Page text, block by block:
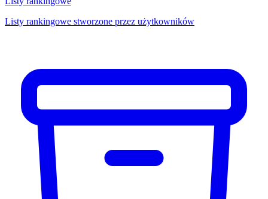
Listy rankingowe stworzone przez użytkowników